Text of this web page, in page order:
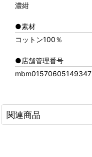
濃紺
●素材
コットン100％
●店舗管理番号
mbm01570605149347
関連商品